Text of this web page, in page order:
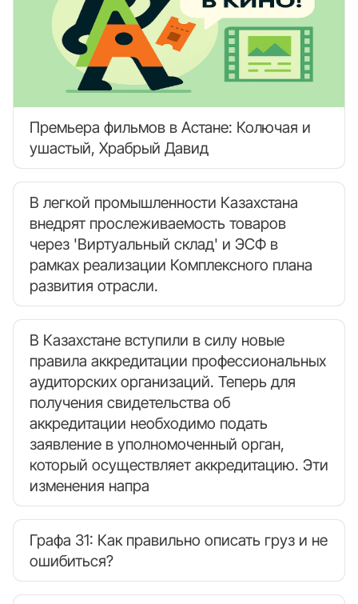
Премьера фильмов в Астане: Колючая и
ушастый, Храбрый Давид
В легкой промышленности Казахстана
внедрят прослеживаемость товаров
через 'Виртуальный склад' и ЭСФ в
рамках реализации Комплексного плана
развития отрасли.
В Казахстане вступили в силу новые
правила аккредитации профессиональных
аудиторских организаций. Теперь для
получения свидетельства об
аккредитации необходимо подать
заявление в уполномоченный орган,
который осуществляет аккредитацию. Эти
изменения напра
Графа 31: Как правильно описать груз и не
ошибиться?